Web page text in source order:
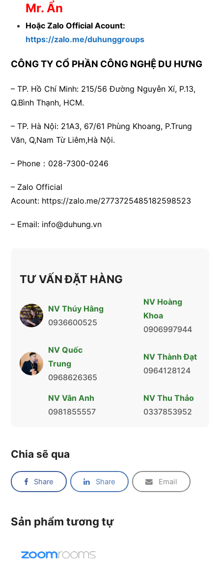
Mr. Ẩn
Hoặc Zalo Official Acount:
https://zalo.me/duhunggroups
CÔNG TY CỔ PHẦN CÔNG NGHỆ DU HƯNG
– TP. Hồ Chí Minh: 215/56 Đường Nguyễn Xí, P.13,
Q.Bình Thạnh, HCM.
– TP. Hà Nội: 21A3, 67/61 Phùng Khoang, P.Trung
Văn, Q,Nam Từ Liêm,Hà Nội.
– Phone：028-7300-0246
– Zalo Official
Acount: https://zalo.me/2773725485182598523
– Email: info@duhung.vn
TƯ VẤN ĐẶT HÀNG
NV Thúy Hằng
0936600525
NV Hoàng
Khoa
0906997944
NV Quốc
Trung
0968626365
NV Thành Đạt
0964128124
NV Vân Anh
0981855557
NV Thu Thảo
0337853952
Chia sẽ qua
Share Share Email
Sản phẩm tương tự